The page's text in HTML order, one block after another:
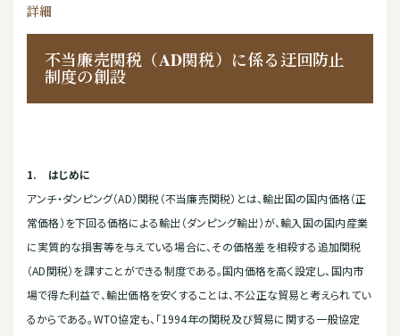
詳細
不当廉売関税（AD関税）に係る迂回防止
制度の創設
1. はじめに
アンチ・ダンピング（AD）関税（不当廉売関税）とは、輸出国の国内価格（正
常価格）を下回る価格による輸出（ダンピング輸出）が、輸入国の国内産業
に実質的な損害等を与えている場合に、その価格差を相殺する追加関税
（AD関税）を課すことができる制度である。国内価格を高く設定し、国内市
場で得た利益で、輸出価格を安くすることは、不公正な貿易と考えられてい
るからである。WTO協定も、「1994年の関税及び貿易に関する一般協定